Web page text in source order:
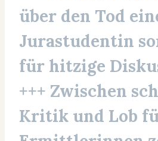
über den Tod
Jurastudentin
für hitzige
+++ Zwischen
Kritik und Lob